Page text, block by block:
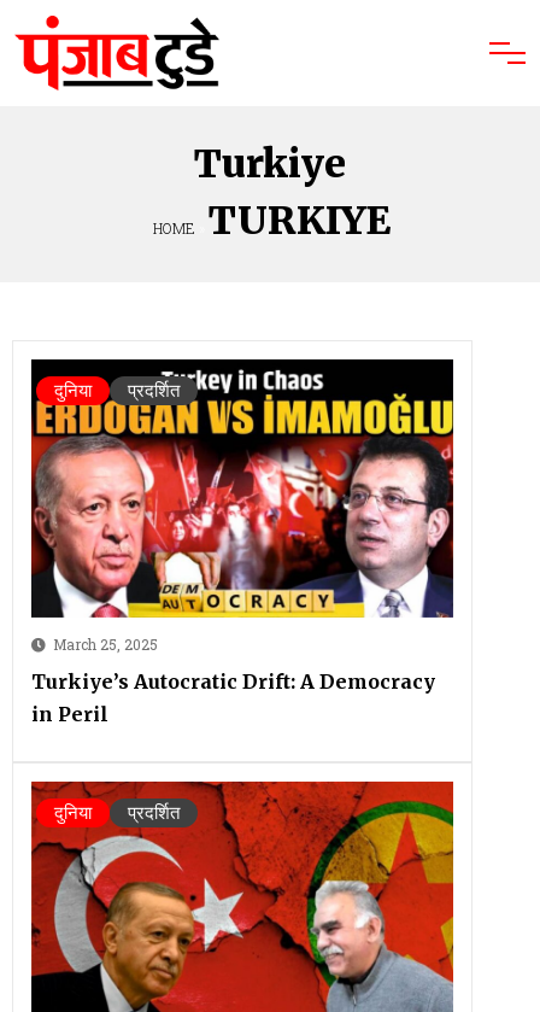
Turkiye
HOME TURKIYE
March 25, 2025
Turkiye’s Autocratic Drift: A Democracy
in Peril
दुनिया प्रदर्शित
दुनिया प्रदर्शित